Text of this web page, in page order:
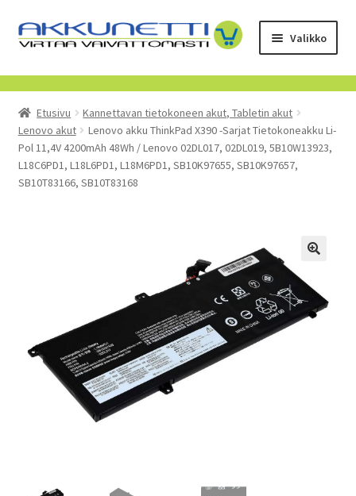
Siirry
navigointiin
Siirry
sisältöön
Valikko
Kauppa
Tietoa meistä
Yrityksille
Etusivu
Kannettavan tietokoneen akut, Tabletin akut
Lenovo akut
Lenovo akku ThinkPad X390 -Sarjat Tietokoneakku Li-
Pol 11,4V 4200mAh 48Wh / Lenovo 02DL017, 02DL019, 5B10W13923,
L18C6PD1, L18L6PD1, L18M6PD1, SB10K97655, SB10K97657,
SB10T83166, SB10T83168